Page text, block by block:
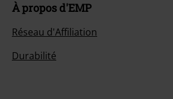
À propos d'EMP
Réseau d'Affiliation
Durabilité